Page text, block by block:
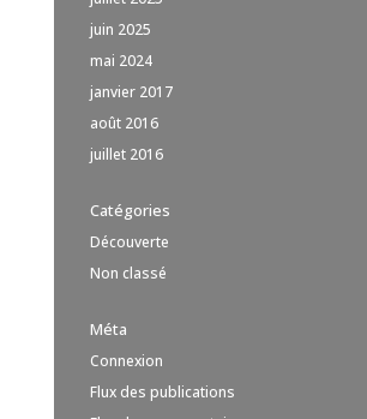
juin 2025
mai 2024
janvier 2017
août 2016
juillet 2016
Catégories
Découverte
Non classé
Méta
Connexion
Flux des publications